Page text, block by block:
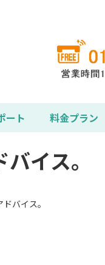
ート 料金プラン
イス。
バイス。